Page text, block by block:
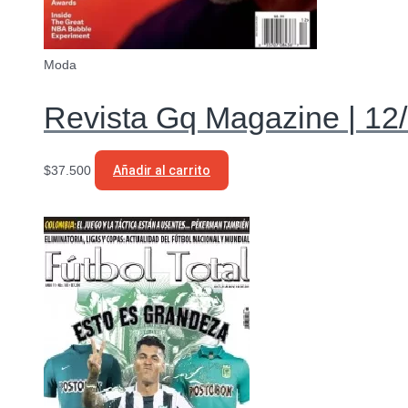
Moda
Revista Gq Magazine |
$37.500 Añadir al carrito